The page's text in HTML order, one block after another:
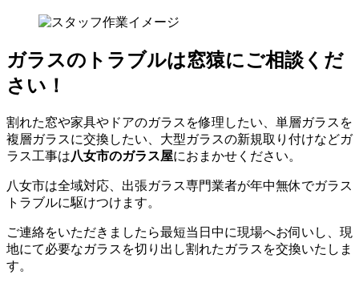
ガラスのトラブルは窓猿にご相談くだ
さい！
割れた窓や家具やドアのガラスを修理したい、単層ガラスを
複層ガラスに交換したい、大型ガラスの新規取り付けなどガ
ラス工事は八女市のガラス屋におまかせください。
八女市は全域対応、出張ガラス専門業者が年中無休でガラス
トラブルに駆けつけます。
ご連絡をいただきましたら最短当日中に現場へお伺いし、現
地にて必要なガラスを切り出し割れたガラスを交換いたしま
す。